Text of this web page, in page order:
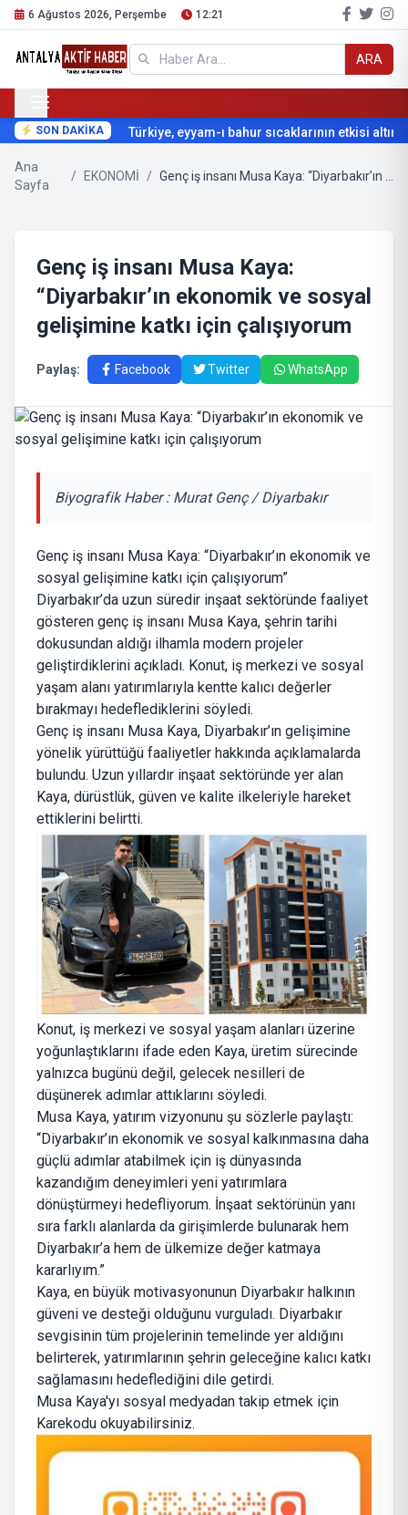
6 Ağustos 2026, Perşembe 12:21
ARA
SON DAKİKA Türkiye, eyyam-ı bahur sıcaklarının etkisi altına
Ana
Sayfa
/ EKONOMİ /
Genç iş insanı Musa Kaya:
“Diyarbakır’ın ekonomik ve sosyal
gelişimine katkı için çalışıyorum
Paylaş: Facebook Twitter WhatsApp
Biyografik Haber : Murat Genç / Diyarbakır
Genç iş insanı Musa Kaya: “Diyarbakır’ın ekonomik ve
sosyal gelişimine katkı için çalışıyorum”
Diyarbakır’da uzun süredir inşaat sektöründe faaliyet
gösteren genç iş insanı Musa Kaya, şehrin tarihi
dokusundan aldığı ilhamla modern projeler
geliştirdiklerini açıkladı. Konut, iş merkezi ve sosyal
yaşam alanı yatırımlarıyla kentte kalıcı değerler
bırakmayı hedeflediklerini söyledi.
Genç iş insanı Musa Kaya, Diyarbakır’ın gelişimine
yönelik yürüttüğü faaliyetler hakkında açıklamalarda
bulundu. Uzun yıllardır inşaat sektöründe yer alan
Kaya, dürüstlük, güven ve kalite ilkeleriyle hareket
ettiklerini belirtti.
Konut, iş merkezi ve sosyal yaşam alanları üzerine
yoğunlaştıklarını ifade eden Kaya, üretim sürecinde
yalnızca bugünü değil, gelecek nesilleri de
düşünerek adımlar attıklarını söyledi.
Musa Kaya, yatırım vizyonunu şu sözlerle paylaştı:
“Diyarbakır’ın ekonomik ve sosyal kalkınmasına daha
güçlü adımlar atabilmek için iş dünyasında
kazandığım deneyimleri yeni yatırımlara
dönüştürmeyi hedefliyorum. İnşaat sektörünün yanı
sıra farklı alanlarda da girişimlerde bulunarak hem
Diyarbakır’a hem de ülkemize değer katmaya
kararlıyım.”
Kaya, en büyük motivasyonunun Diyarbakır halkının
güveni ve desteği olduğunu vurguladı. Diyarbakır
sevgisinin tüm projelerinin temelinde yer aldığını
belirterek, yatırımlarının şehrin geleceğine kalıcı katkı
sağlamasını hedeflediğini dile getirdi.
Musa Kaya'yı sosyal medyadan takip etmek için
Karekodu okuyabilirsiniz.